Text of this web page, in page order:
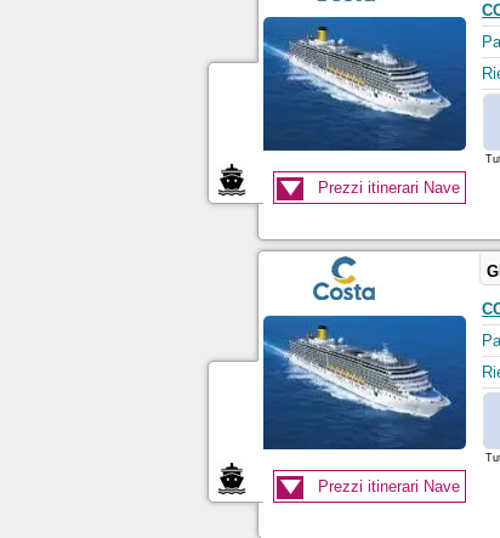
Prezzi itinerari Nave
Prezzi itinerari Nave